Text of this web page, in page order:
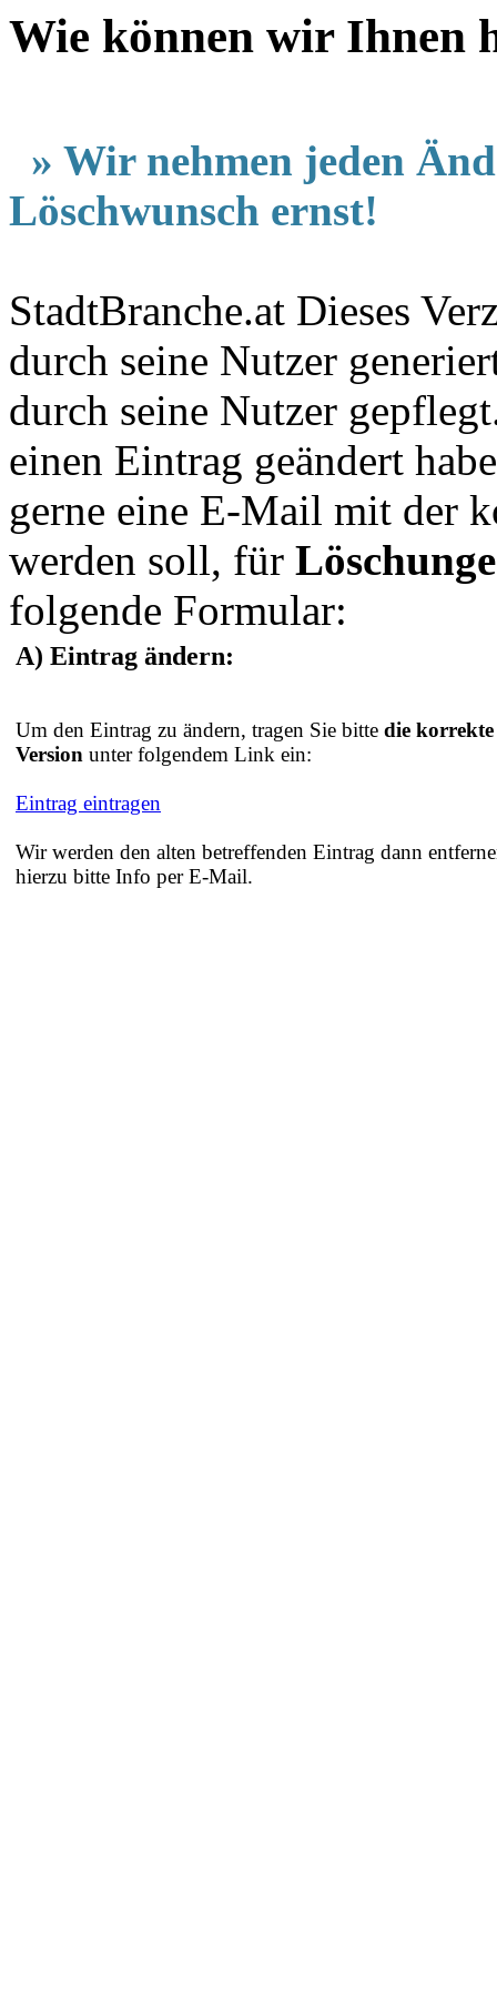
Wie können wir Ihnen
» Wir nehmen jeden
Löschwunsch ernst!
StadtBranche.at Dieses
durch seine Nutzer
durch seine Nutzer
einen Eintrag geändert
gerne eine E-Mail mit der
werden soll, für
folgende Formular:
A) Eintrag ändern:
Um den Eintrag zu ändern, tragen Sie bitte die korrekte
Version unter folgendem Link ein:
Eintrag eintragen
Wir werden den alten betreffenden Eintrag dann
hierzu bitte Info per E-Mail.